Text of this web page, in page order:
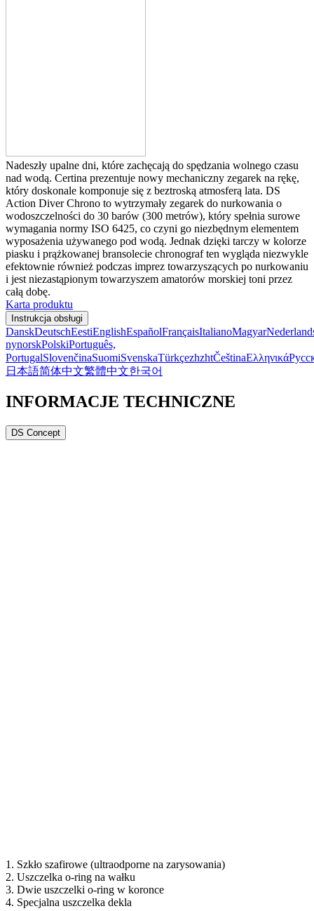
Nadeszły upalne dni, które zachęcają do spędzania wolnego czasu
nad wodą. Certina prezentuje nowy mechaniczny zegarek na rękę,
który doskonale komponuje się z beztroską atmosferą lata. DS
Action Diver Chrono to wytrzymały zegarek do nurkowania o
wodoszczelności do 30 barów (300 metrów), który spełnia surowe
wymagania normy ISO 6425, co czyni go niezbędnym elementem
wyposażenia używanego pod wodą. Jednak dzięki tarczy w kolorze
piasku i prążkowanej bransolecie chronograf ten wygląda niezwykle
efektownie również podczas imprez towarzyszących po nurkowaniu
i jest niezastąpionym towarzyszem amatorów morskiej toni przez
całą dobę.
Karta produktu
Instrukcja obsługi
DanskDeutschEestiEnglishEspañolFrançaisItalianoMagyar
nynorskPolskiPortuguês,
PortugalSlovenčinaSuomiSvenskaTürkçezhzhtČeštinaΕλληνικά
日本語简体中文繁體中文한국어
INFORMACJE TECHNICZNE
DS Concept
1. Szkło szafirowe (ultraodporne na zarysowania)
2. Uszczelka o-ring na wałku
3. Dwie uszczelki o-ring w koronce
4. Specjalna uszczelka dekla